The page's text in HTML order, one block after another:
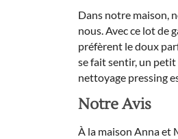
Dans notre maison,
nous. Avec ce lot de
préfèrent le doux
se fait sentir, un petit
nettoyage pressing
Notre Avis
À la maison Anna et